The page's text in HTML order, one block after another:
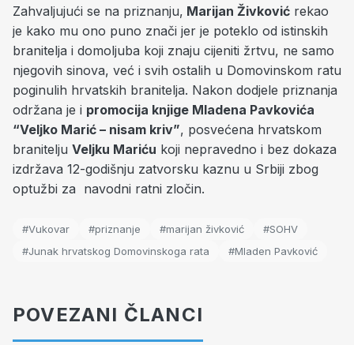
Zahvaljujući se na priznanju, Marijan Živković rekao
je kako mu ono puno znači jer je poteklo od istinskih
branitelja i domoljuba koji znaju cijeniti žrtvu, ne samo
njegovih sinova, već i svih ostalih u Domovinskom ratu
poginulih hrvatskih branitelja. Nakon dodjele priznanja
održana je i promocija knjige Mladena Pavkovića
“Veljko Marić – nisam kriv”, posvećena hrvatskom
branitelju Veljku Mariću koji nepravedno i bez dokaza
izdržava 12-godišnju zatvorsku kaznu u Srbiji zbog
optužbi za navodni ratni zločin.
#Vukovar #priznanje #marijan živković
#SOHV
#Junak hrvatskog Domovinskoga rata
#Mladen Pavković
POVEZANI ČLANCI